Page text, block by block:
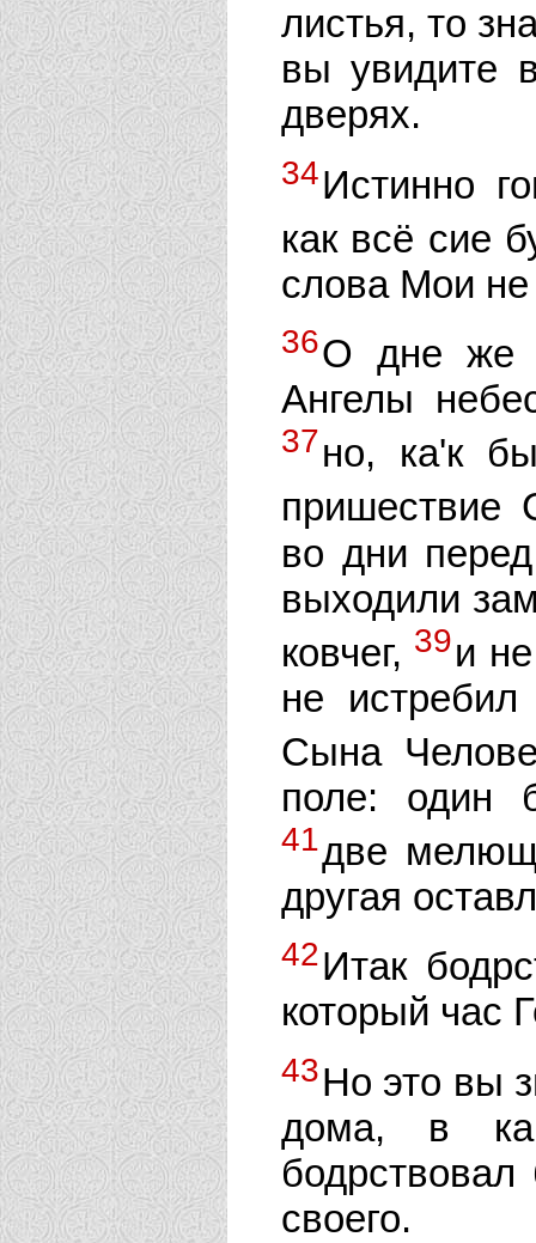
листья, то
вы увидите
дверях.
34Истинно
как всё сие
слова Мои не
36О дне же
Ангелы
37но, ка'к
пришествие
во дни
выходили
ковчег, 39и
не
Сына
поле: один
41две
другая
42Итак
который час
43Но это вы
дома, в
своего.